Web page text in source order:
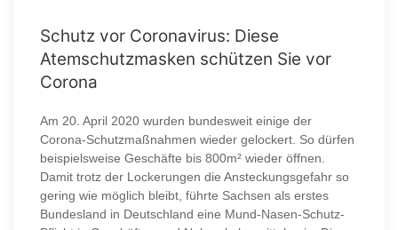
Schutz vor Coronavirus: Diese
Atemschutzmasken schützen Sie vor
Corona
Am 20. April 2020 wurden bundesweit einige der
Corona-Schutzmaßnahmen wieder gelockert. So dürfen
beispielsweise Geschäfte bis 800m² wieder öffnen.
Damit trotz der Lockerungen die Ansteckungsgefahr so
gering wie möglich bleibt, führte Sachsen als erstes
Bundesland in Deutschland eine Mund-Nasen-Schutz-